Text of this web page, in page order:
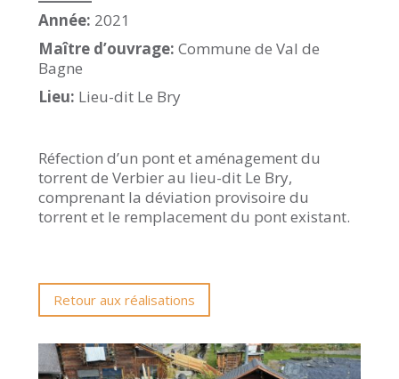
Année: 2021
Maître d’ouvrage: Commune de Val de
Bagne
Lieu: Lieu-dit Le Bry
Réfection d’un pont et aménagement du
torrent de Verbier au lieu-dit Le Bry,
comprenant la déviation provisoire du
torrent et le remplacement du pont existant.
Retour aux réalisations